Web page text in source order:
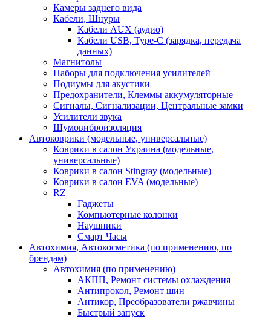
Камеры заднего вида
Кабели, Шнуры
Кабели AUX (аудио)
Кабели USB, Type-C (зарядка, передача
данных)
Магнитолы
Наборы для подключения усилителей
Подиумы для акустики
Предохранители, Клеммы аккумуляторные
Сигналы, Сигнализации, Центральные замки
Усилители звука
Шумовиброизоляция
Автоковрики (модельные, универсальные)
Коврики в салон Украина (модельные,
универсальные)
Коврики в салон Stingray (модельные)
Коврики в салон EVA (модельные)
RZ
Гаджеты
Компьютерные колонки
Наушники
Смарт Часы
Автохимия, Автокосметика (по применению, по
брендам)
Автохимия (по применению)
АКПП, Ремонт системы охлаждения
Антипрокол, Ремонт шин
Антикор, Преобразователи ржавчины
Быстрый запуск